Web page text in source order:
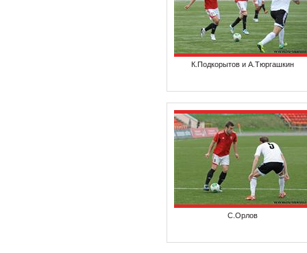
К.Подкорытов и А.Тюргашкин
С.Орлов